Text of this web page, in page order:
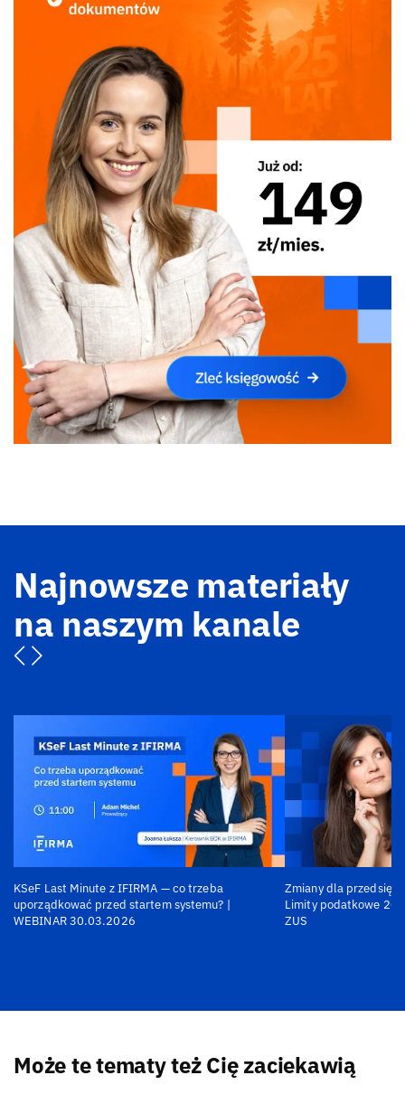
Najnowsze materiały
na naszym kanale
KSeF Last Minute z IFIRMA — co trzeba
uporządkować przed startem systemu? |
WEBINAR 30.03.2026
Zmiany dla
Limity podatkowe
ZUS
Może te tematy też Cię zaciekawią